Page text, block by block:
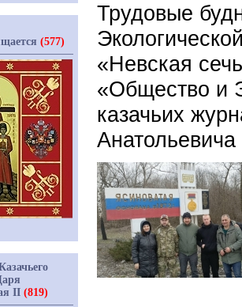
Трудовые
«Невская
«Общество и
казачьих
Анатольевича
(577)
II (819)